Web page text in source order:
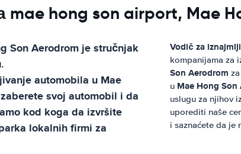
hong son airport, Mae
Son Aerodrom je stručnjak
automobila u Mae
svoj automobil i da
kod koga da izvršite
lokalnih firmi za
Vodič za
kompanijama za
Son Aerodrom
u Mae Hong Son
uslugu za njihov
uporediti naše
i saznaćete da je